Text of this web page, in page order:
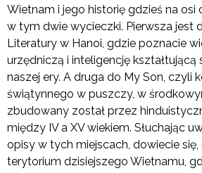
Wietnam i jego historię gdzieś na osi
w tym dwie wycieczki. Pierwsza jest
Literatury w Hanoi, gdzie poznacie
urzędniczą i inteligencję kształtującą
naszej ery. A druga do My Son, czyli
świątynnego w puszczy, w
zbudowany został przez
między IV a XV wiekiem. Słuchając
opisy w tych miejscach, dowiecie się,
terytorium dzisiejszego Wietnamu,